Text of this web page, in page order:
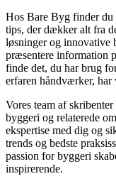
Hos Bare Byg finder
tips, der dækker alt fra
løsninger og innovative
præsentere information
finde det, du har brug
erfaren håndværker, har
Vores team af
byggeri og relaterede
ekspertise med dig og
trends og bedste
passion for byggeri
inspirerende.